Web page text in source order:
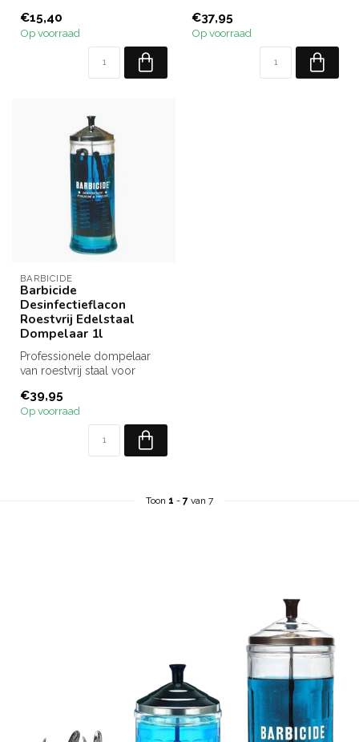
€15,40
Op voorraad
€37,95
Op voorraad
BARBICIDE
Barbicide
Desinfectieflacon
Roestvrij Edelstaal
Dompelaar 1l
Professionele dompelaar
van roestvrij staal voor
€39,95
Op voorraad
Toon 1 - 7 van 7